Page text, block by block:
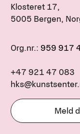
Klosteret 17,
5005 Bergen,
Org.nr.: 959 917
+47 921 47 083
Meld